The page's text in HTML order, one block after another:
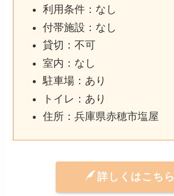
利用条件：なし
付帯施設：なし
貸切：不可
室内：なし
駐車場：あり
トイレ：あり
住所：兵庫県赤穂市塩屋
詳しくはこちら